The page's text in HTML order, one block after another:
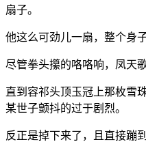
扇子。
他这么可劲儿一扇，整个身
尽管拳头攥的咯咯响，凤天
直到容祁头顶玉冠上那枚雪
某世子颤抖的过于剧烈。
反正是掉下来了，且直接蹦